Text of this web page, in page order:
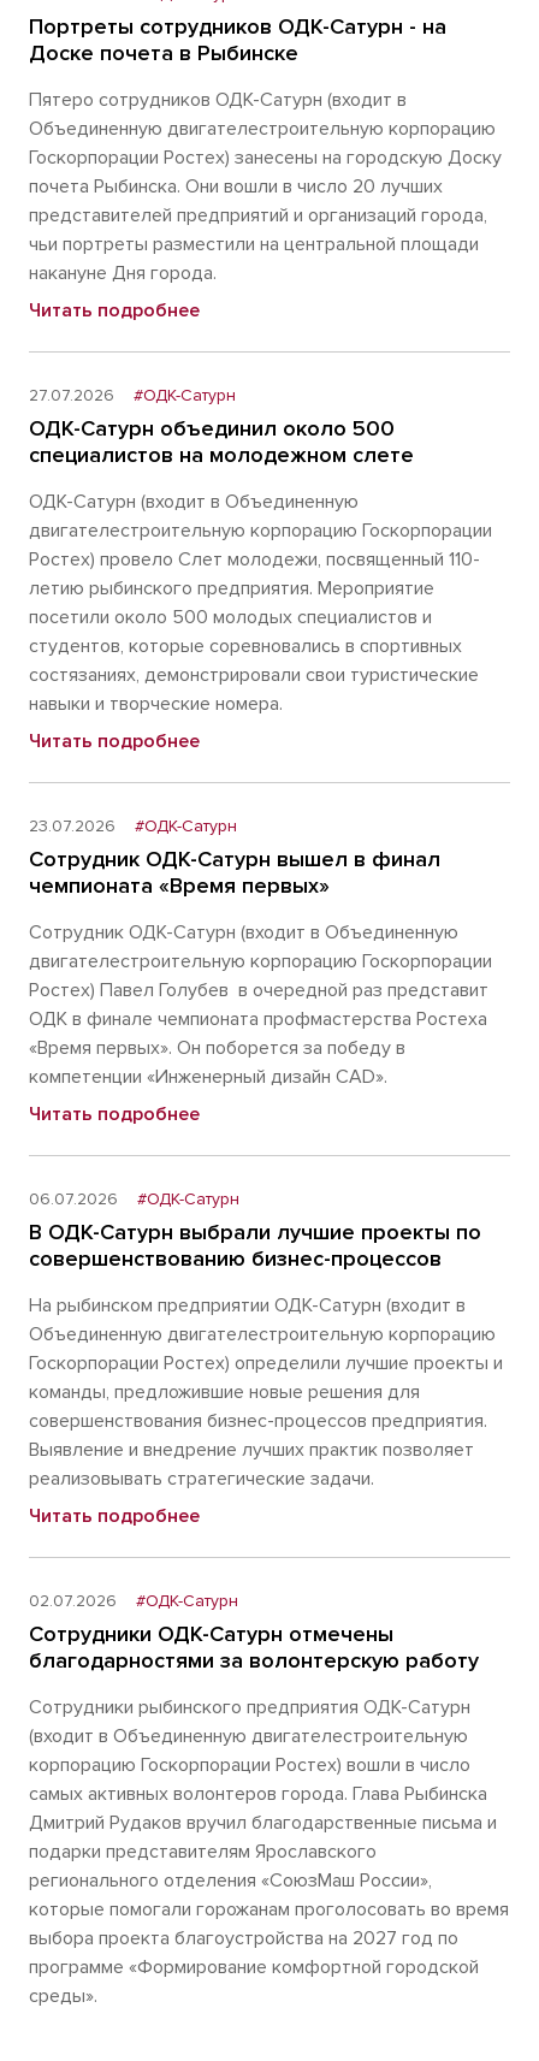
Портреты сотрудников ОДК-Сатурн - на
Доске почета в Рыбинске
Пятеро сотрудников ОДК-Сатурн (входит в
Объединенную двигателестроительную корпорацию
Госкорпорации Ростех) занесены на городскую Доску
почета Рыбинска. Они вошли в число 20 лучших
представителей предприятий и организаций города,
чьи портреты разместили на центральной площади
накануне Дня города.
Читать подробнее
27.07.2026 #ОДК-Сатурн
ОДК-Сатурн объединил около 500
специалистов на молодежном слете
ОДК-Сатурн (входит в Объединенную
двигателестроительную корпорацию Госкорпорации
Ростех) провело Слет молодежи, посвященный 110-
летию рыбинского предприятия. Мероприятие
посетили около 500 молодых специалистов и
студентов, которые соревновались в спортивных
состязаниях, демонстрировали свои туристические
навыки и творческие номера.
Читать подробнее
23.07.2026 #ОДК-Сатурн
Сотрудник ОДК-Сатурн вышел в финал
чемпионата «Время первых»
Сотрудник ОДК-Сатурн (входит в Объединенную
двигателестроительную корпорацию Госкорпорации
Ростех) Павел Голубев в очередной раз представит
ОДК в финале чемпионата профмастерства Ростеха
«Время первых». Он поборется за победу в
компетенции «Инженерный дизайн CAD».
Читать подробнее
06.07.2026 #ОДК-Сатурн
В ОДК-Сатурн выбрали лучшие проекты по
совершенствованию бизнес-процессов
На рыбинском предприятии ОДК-Сатурн (входит в
Объединенную двигателестроительную корпорацию
Госкорпорации Ростех) определили лучшие проекты и
команды, предложившие новые решения для
совершенствования бизнес-процессов предприятия.
Выявление и внедрение лучших практик позволяет
реализовывать стратегические задачи.
Читать подробнее
02.07.2026 #ОДК-Сатурн
Сотрудники ОДК-Сатурн отмечены
благодарностями за волонтерскую работу
Сотрудники рыбинского предприятия ОДК-Сатурн
(входит в Объединенную двигателестроительную
корпорацию Госкорпорации Ростех) вошли в число
самых активных волонтеров города. Глава Рыбинска
Дмитрий Рудаков вручил благодарственные письма и
подарки представителям Ярославского
регионального отделения «СоюзМаш России»,
которые помогали горожанам проголосовать во время
выбора проекта благоустройства на 2027 год по
программе «Формирование комфортной городской
среды».